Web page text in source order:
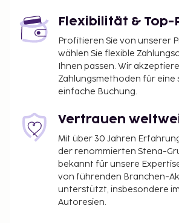
Flexibilität & Top-
Profitieren Sie von unserer
wählen Sie flexible
Ihnen passen. Wir
Zahlungsmethoden für eine
einfache Buchung.
Vertrauen
Mit über 30 Jahren
der renommierten Stena-
bekannt für unsere
von führenden Branchen-
unterstützt, insbesondere
Autoresien.